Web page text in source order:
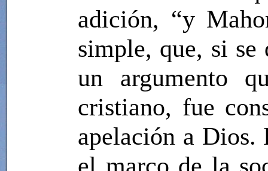
adición, “y
simple, que, si se
un argumento
cristiano, fue
apelación a Dios.
el marco de la